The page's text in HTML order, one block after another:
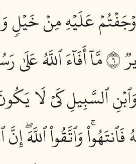
أَوۡجَفۡتُمۡ عَلَيۡهِ مِنۡ
مَّآ أَفَآءَ ٱللَّهُ
ٱلسَّبِيلِ كَيۡ لَا
وَٱتَّقُواْ ٱللَّهَۖ إِنَّ